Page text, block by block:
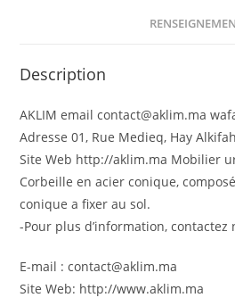
Description
AKLIM email contact@aklim.ma
Adresse 01, Rue Medieq, Hay
Site Web http://aklim.ma Mobilier
Corbeille en acier conique,
conique a fixer au sol.
-Pour plus d’information, contactez
E-mail : contact@aklim.ma
Site Web: http://www.aklim.ma